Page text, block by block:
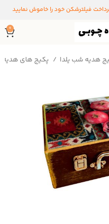
فیلترشکن خود را خاموش نمایید
0